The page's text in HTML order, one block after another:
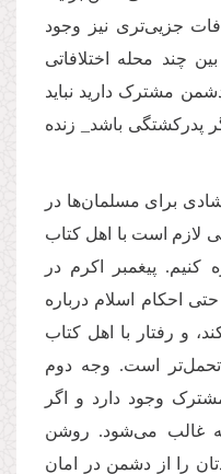
جزیی‌تر‌ی نیز وجود
چند محله اختلافاتی
مشترک دارید نباید
پدرکشتگی باشد_ زنده
برای مسلمان‌ها در
است با اهل کتاب
کنیم. پیغمبر اکرم در
احکام اسلام درباره
و رفتار با اهل کتاب
تحمل‌تر است. وجه دوم
وجود دارد و اگر
غالب می‌شود. روشن
را از دشمن در امان